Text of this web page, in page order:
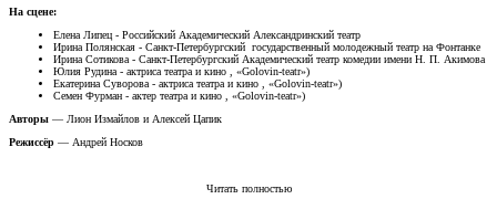
На сцене:
Елена Липец - Российский Академический Александринский театр
Ирина Полянская - Cанкт-Петербургский государственный молодежный театр на Фонтанке
Ирина Сотикова - Санкт-Петербургский Академический театр комедии имени Н. П. Акимова
Юлия Рудина - актриса театра и кино , «Golovin-teatr»)
Екатерина Суворова - актриса театра и кино , «Golovin-teatr»)
Семен Фурман - актер театра и кино , «Golovin-teatr»)
Авторы — Лион Измайлов и Алексей Цапик
Режиссёр — Андрей Носков
Читать полностью